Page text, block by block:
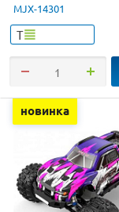
1/14 RTR
MJX-14301
Т
новинка